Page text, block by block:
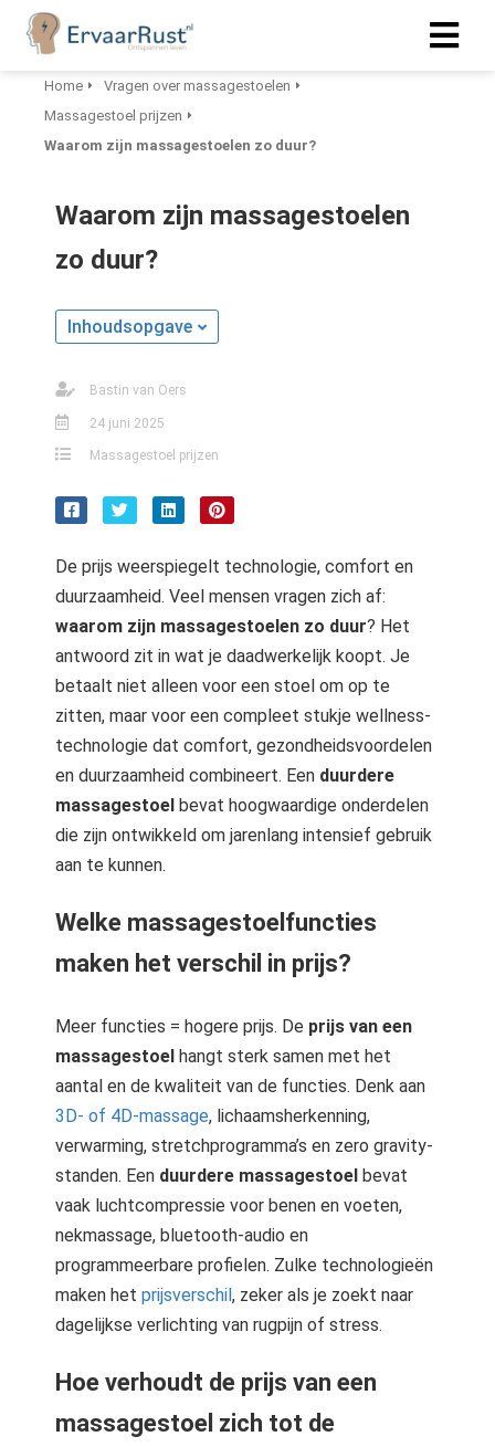
Home
Vragen over massagestoelen
Massagestoel prijzen
Waarom zijn massagestoelen zo duur?
Waarom zijn massagestoelen
zo duur?
Inhoudsopgave
Bastin van Oers
24 juni 2025
Massagestoel prijzen
De prijs weerspiegelt technologie, comfort en
duurzaamheid. Veel mensen vragen zich af:
waarom zijn massagestoelen zo duur? Het
antwoord zit in wat je daadwerkelijk koopt. Je
betaalt niet alleen voor een stoel om op te
zitten, maar voor een compleet stukje wellness­
technologie dat comfort, gezondheidsvoordelen
en duurzaamheid combineert. Een duurdere
massagestoel bevat hoogwaardige onderdelen
die zijn ontwikkeld om jarenlang intensief gebruik
aan te kunnen.
Welke massagestoelfuncties
maken het verschil in prijs?
Meer functies = hogere prijs. De prijs van een
massagestoel hangt sterk samen met het
aantal en de kwaliteit van de functies. Denk aan
3D- of 4D-massage, lichaamsherkenning,
verwarming, stretchprogramma’s en zero gravity-
standen. Een duurdere massagestoel bevat
vaak luchtcompressie voor benen en voeten,
nekmassage, bluetooth-audio en
programmeerbare profielen. Zulke technologieën
maken het prijsverschil, zeker als je zoekt naar
dagelijkse verlichting van rugpijn of stress.
Hoe verhoudt de prijs van een
massagestoel zich tot de